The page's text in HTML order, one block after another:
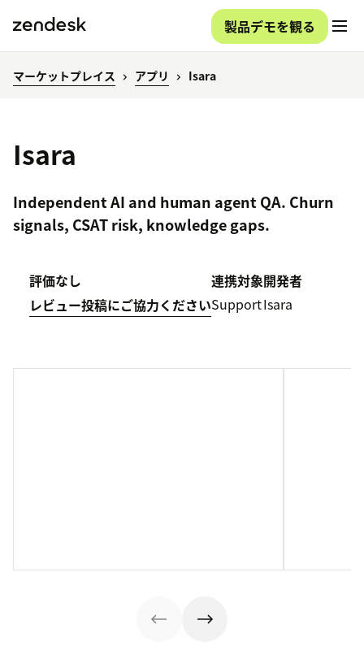
製品デモを観る
マーケットプレイス アプリ Isara
Isara
Independent AI and human agent QA. Churn
signals, CSAT risk, knowledge gaps.
評価なし
レビュー投稿にご協力ください
連携対象
Support
開発者
Isara